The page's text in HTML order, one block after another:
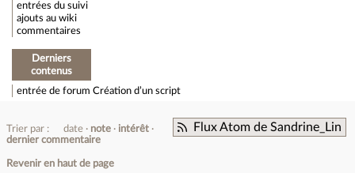
entrées du suivi
ajouts au wiki
commentaires
Derniers
contenus
entrée de forum Création d’un script
Flux Atom de Sandrine_Lin
Trier par : date note
intérêt
dernier commentaire
Revenir en haut de page